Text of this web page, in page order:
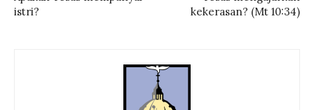
istri?
kekerasan? (Mt 10:34)